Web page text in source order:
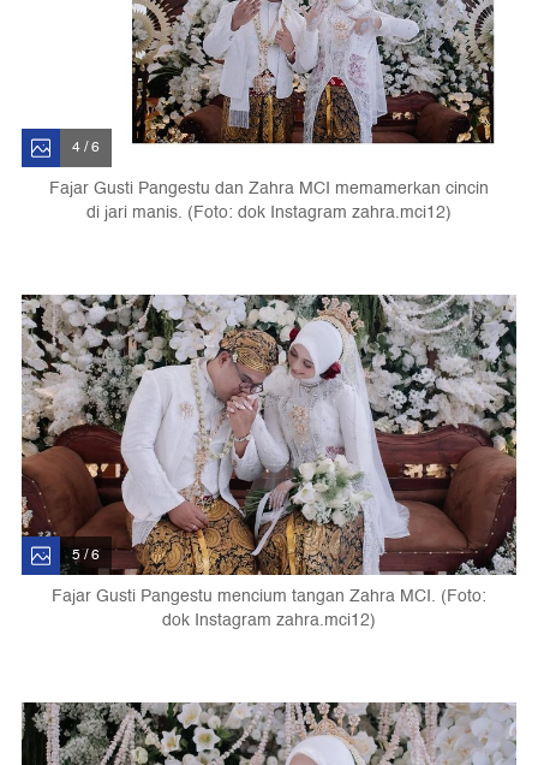
4 / 6
Fajar Gusti Pangestu dan Zahra MCI memamerkan cincin
di jari manis. (Foto: dok Instagram zahra.mci12)
5 / 6
Fajar Gusti Pangestu mencium tangan Zahra MCI. (Foto:
dok Instagram zahra.mci12)